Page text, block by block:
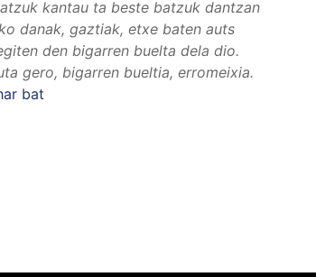
kantau ta beste batzuk dantzan
danak, gaztiak, etxe baten auts
den bigarren buelta dela dio.
gero, bigarren bueltia, erromeixia.
bat